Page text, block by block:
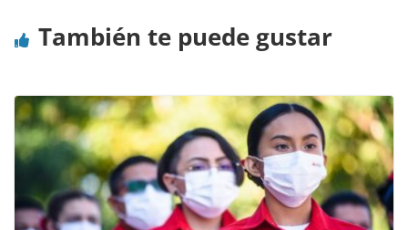
También te puede gustar